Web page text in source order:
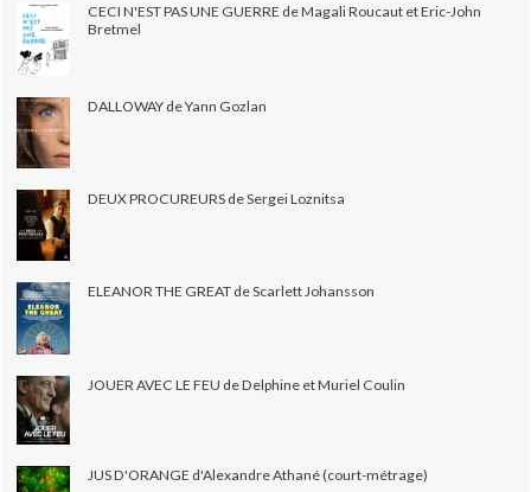
CECI N'EST PAS UNE GUERRE de Magali Roucaut et Eric-John
Bretmel
DALLOWAY de Yann Gozlan
DEUX PROCUREURS de Sergei Loznitsa
ELEANOR THE GREAT de Scarlett Johansson
JOUER AVEC LE FEU de Delphine et Muriel Coulin
JUS D'ORANGE d'Alexandre Athané (court-métrage)